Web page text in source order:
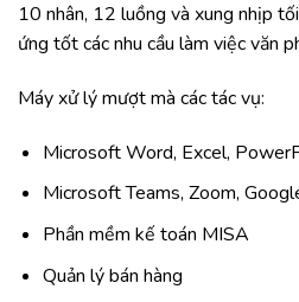
10 nhân, 12 luồng và xung nhịp
ứng tốt các nhu cầu làm việc văn
Máy xử lý mượt mà các tác vụ:
Microsoft Word, Excel,
Microsoft Teams, Zoom,
Phần mềm kế toán MISA
Quản lý bán hàng